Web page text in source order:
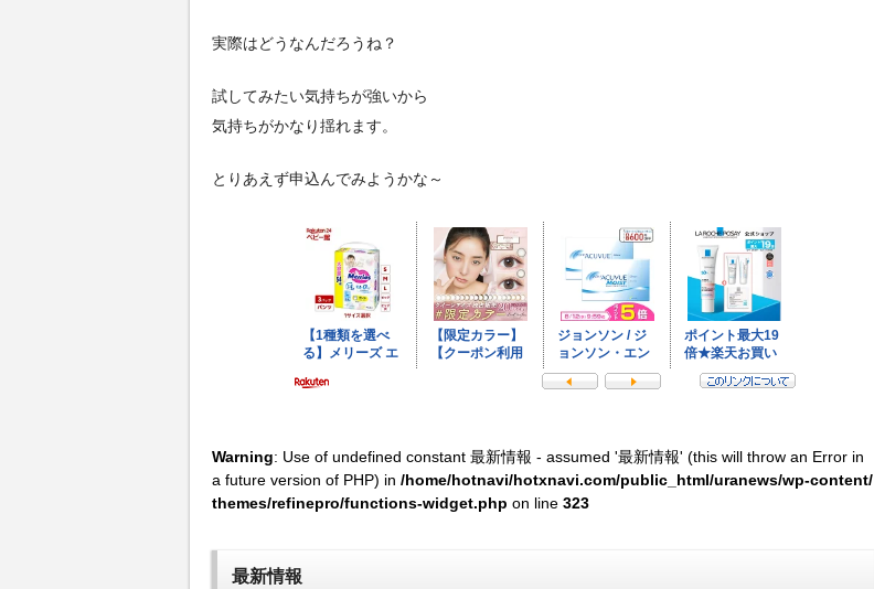
実際はどうなんだろうね？
試してみたい気持ちが強いから
気持ちがかなり揺れます。
とりあえず申込んでみようかな～
Warning: Use of undefined constant 最新情報 - assumed '最新情報' (this will throw an Error in
a future version of PHP) in /home/hotnavi/hotxnavi.com/public_html/uranews/wp-content/
themes/refinepro/functions-widget.php on line 323
最新情報